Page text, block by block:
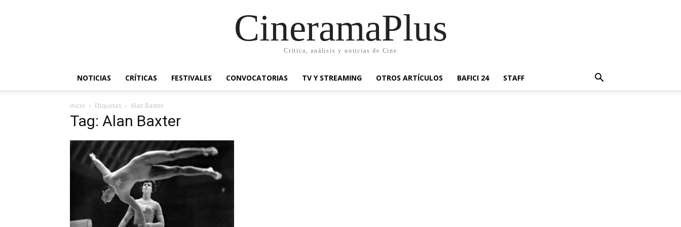
CineramaPlus
Crítica, análisis y noticias de Cine
NOTICIAS CRÍTICAS FESTIVALES CONVOCATORIAS TV Y STREAMING OTROS ARTÍCULOS BAFICI 24 STAFF
Inicio Etiquetas Alan Baxter
Tag: Alan Baxter